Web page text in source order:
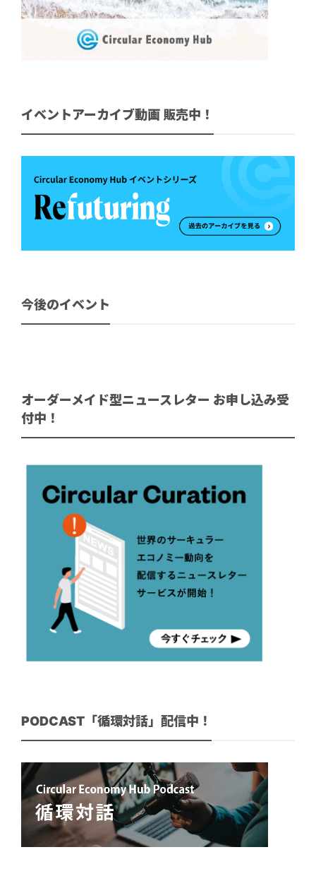
イベントアーカイブ動画 販売中！
今後のイベント
オーダーメイド型ニュースレター お申し込み受
付中！
PODCAST「循環対話」配信中！